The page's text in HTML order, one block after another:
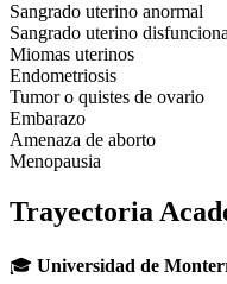
Sangrado uterino anormal
Sangrado uterino
Miomas uterinos
Endometriosis
Tumor o quistes de ovario
Embarazo
Amenaza de aborto
Menopausia
Trayectoria
🎓 Universidad de